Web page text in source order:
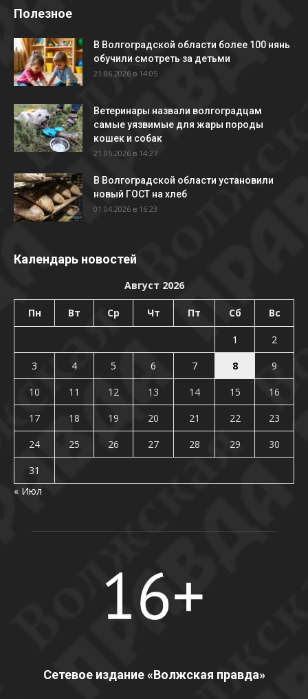
Полезное
В Волгоградской области более 100 нянь
обучили смотреть за детьми
21.06.2026 в 14:05
Ветеринары назвали волгоградцам
самые уязвимые для жары породы
кошек и собак
21.05.2026 в 14:27
В Волгоградской области установили
новый ГОСТ на хлеб
01.04.2026 в 16:23
Календарь новостей
Август 2026
Пн Вт Ср Чт Пт Сб Вс
1
2
3
4 5 6 7 8
9
10
11 12 13 14 15
16
17
18 19 20 21 22
23
24
25 26 27 28 29
30
31
« Июл
Сетевое издание «Волжская правда»